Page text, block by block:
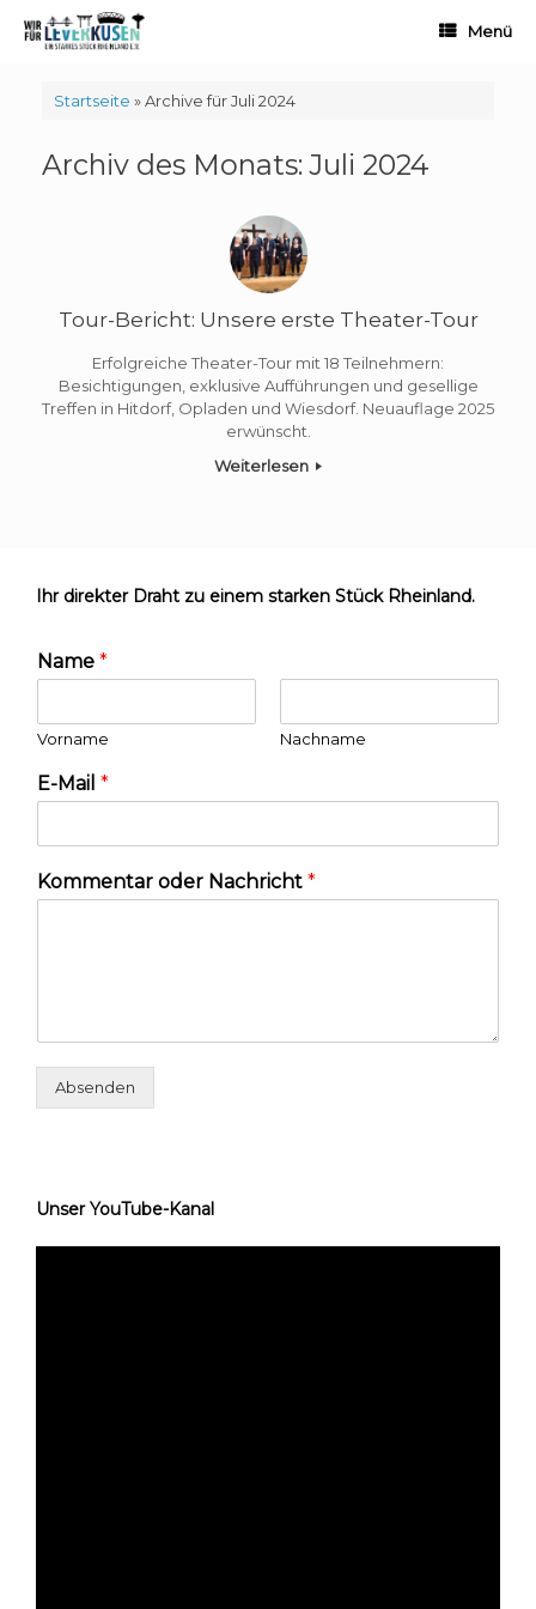
Inhalt
springen
Menü
Startseite »Archive für Juli 2024
Archiv des Monats:Juli 2024
Tour-Bericht: Unsere erste Theater-Tour
Erfolgreiche Theater-Tour mit 18 Teilnehmern:
Besichtigungen, exklusive Aufführungen und gesellige
Treffen in Hitdorf, Opladen und Wiesdorf. Neuauflage 2025
erwünscht.
Weiterlesen
Ihr direkter Draht zu einem starken Stück Rheinland.
Name *
Vorname Nachname
E-Mail *
Kommentar oder Nachricht *
Absenden
Unser YouTube-Kanal